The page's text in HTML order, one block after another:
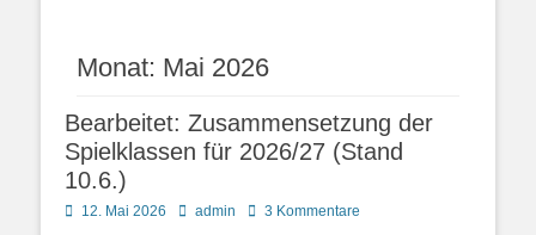
Monat: Mai 2026
Bearbeitet: Zusammensetzung der
Spielklassen für 2026/27 (Stand
10.6.)
Posted
12. Mai 2026 Autoradmin 3 Kommentare